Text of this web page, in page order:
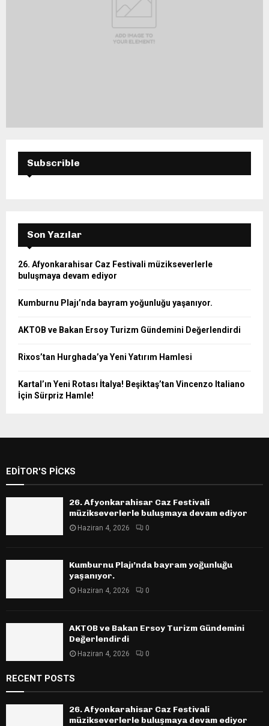
Subscrible
Son Yazılar
26. Afyonkarahisar Caz Festivali müzikseverlerle
buluşmaya devam ediyor
Kumburnu Plajı’nda bayram yoğunluğu yaşanıyor.
AKTOB ve Bakan Ersoy Turizm Gündemini Değerlendirdi
Rixos’tan Hurghada’ya Yeni Yatırım Hamlesi
Kartal’ın Yeni Rotası İtalya! Beşiktaş’tan Vincenzo Italiano
İçin Sürpriz Hamle!
EDITOR'S PICKS
26. Afyonkarahisar Caz Festivali
müzikseverlerle buluşmaya devam ediyor
Haziran 4, 2026 0
Kumburnu Plajı’nda bayram yoğunluğu
yaşanıyor.
Haziran 4, 2026 0
AKTOB ve Bakan Ersoy Turizm Gündemini
Değerlendirdi
Haziran 4, 2026 0
RECENT POSTS
26. Afyonkarahisar Caz Festivali
müzikseverlerle buluşmaya devam ediyor